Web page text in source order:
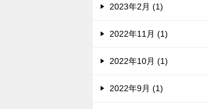
2023年2月 (1)
2022年11月 (1)
2022年10月 (1)
2022年9月 (1)